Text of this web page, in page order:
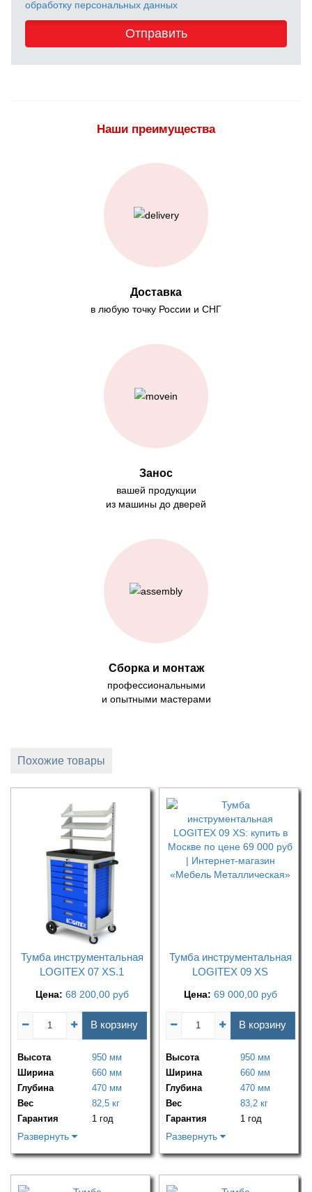
обработку персональных данных
Отправить
Наши преимущества
Доставка
в любую точку России и СНГ
Занос
вашей продукции
из машины до дверей
Сборка и монтаж
профессиональными
и опытными мастерами
Похожие товары
Тумба инструментальная
LOGITEX 07 XS.1
Цена: 68 200,00 руб
В корзину
Высота
950 мм
Ширина
660 мм
Глубина
470 мм
Вес
82,5 кг
Гарантия
1 год
Развернуть
Тумба инструментальная
LOGITEX 09 XS
Цена: 69 000,00 руб
В корзину
Высота
950 мм
Ширина
660 мм
Глубина
470 мм
Вес
83,2 кг
Гарантия
1 год
Развернуть